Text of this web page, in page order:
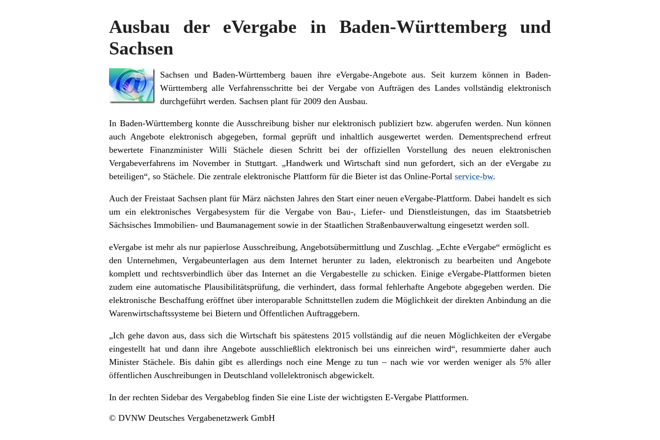
Ausbau der eVergabe in Baden-Württemberg und
Sachsen
Sachsen und Baden-Württemberg bauen ihre eVergabe-Angebote aus. Seit kurzem können in Baden-
Württemberg alle Verfahrensschritte bei der Vergabe von Aufträgen des Landes vollständig elektronisch
durchgeführt werden. Sachsen plant für 2009 den Ausbau.
In Baden-Württemberg konnte die Ausschreibung bisher nur elektronisch publiziert bzw. abgerufen werden. Nun können
auch Angebote elektronisch abgegeben, formal geprüft und inhaltlich ausgewertet werden. Dementsprechend erfreut
bewertete Finanzminister Willi Stächele diesen Schritt bei der offiziellen Vorstellung des neuen elektronischen
Vergabeverfahrens im November in Stuttgart. „Handwerk und Wirtschaft sind nun gefordert, sich an der eVergabe zu
beteiligen“, so Stächele. Die zentrale elektronische Plattform für die Bieter ist das Online-Portal service-bw.
Auch der Freistaat Sachsen plant für März nächsten Jahres den Start einer neuen eVergabe-Plattform. Dabei handelt es sich
um ein elektronisches Vergabesystem für die Vergabe von Bau-, Liefer- und Dienstleistungen, das im Staatsbetrieb
Sächsisches Immobilien- und Baumanagement sowie in der Staatlichen Straßenbauverwaltung eingesetzt werden soll.
eVergabe ist mehr als nur papierlose Ausschreibung, Angebotsübermittlung und Zuschlag. „Echte eVergabe“ ermöglicht es
den Unternehmen, Vergabeunterlagen aus dem Internet herunter zu laden, elektronisch zu bearbeiten und Angebote
komplett und rechtsverbindlich über das Internet an die Vergabestelle zu schicken. Einige eVergabe-Plattformen bieten
zudem eine automatische Plausibilitätsprüfung, die verhindert, dass formal fehlerhafte Angebote abgegeben werden. Die
elektronische Beschaffung eröffnet über interoparable Schnittstellen zudem die Möglichkeit der direkten Anbindung an die
Warenwirtschaftssysteme bei Bietern und Öffentlichen Auftraggebern.
„Ich gehe davon aus, dass sich die Wirtschaft bis spätestens 2015 vollständig auf die neuen Möglichkeiten der eVergabe
eingestellt hat und dann ihre Angebote ausschließlich elektronisch bei uns einreichen wird“, resummierte daher auch
Minister Stächele. Bis dahin gibt es allerdings noch eine Menge zu tun – nach wie vor werden weniger als 5% aller
öffentlichen Auschreibungen in Deutschland vollelektronisch abgewickelt.
In der rechten Sidebar des Vergabeblog finden Sie eine Liste der wichtigsten E-Vergabe Plattformen.